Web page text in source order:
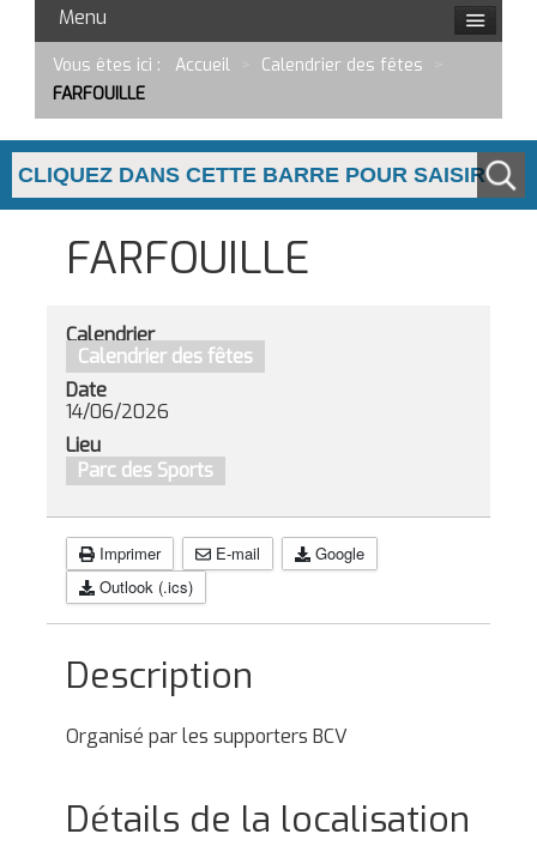
Menu
Vous êtes ici : Accueil Calendrier des fêtes
FARFOUILLE
FARFOUILLE
Calendrier
Calendrier des fêtes
Date
14/06/2026
Lieu
Parc des Sports
Imprimer E-mail
Google
Outlook (.ics)
Description
Organisé par les supporters BCV
Détails de la localisation